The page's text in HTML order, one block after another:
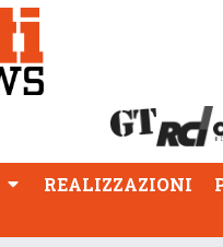
REALIZZAZIONI
REALIZZAZIONI